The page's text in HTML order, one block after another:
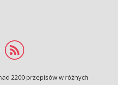
2200 przepisów w różnych